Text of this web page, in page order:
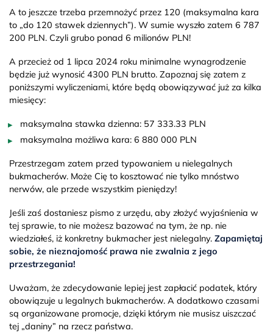
A to jeszcze trzeba przemnożyć przez 120 (maksymalna kara
to „do 120 stawek dziennych”). W sumie wyszło zatem 6 787
200 PLN. Czyli grubo ponad 6 milionów PLN!
A przecież od 1 lipca 2024 roku minimalne wynagrodzenie
będzie już wynosić 4300 PLN brutto. Zapoznaj się zatem z
poniższymi wyliczeniami, które będą obowiązywać już za kilka
miesięcy:
maksymalna stawka dzienna: 57 333.33 PLN
maksymalna możliwa kara: 6 880 000 PLN
Przestrzegam zatem przed typowaniem u nielegalnych
bukmacherów. Może Cię to kosztować nie tylko mnóstwo
nerwów, ale przede wszystkim pieniędzy!
Jeśli zaś dostaniesz pismo z urzędu, aby złożyć wyjaśnienia w
tej sprawie, to nie możesz bazować na tym, że np. nie
wiedziałeś, iż konkretny bukmacher jest nielegalny. Zapamiętaj
sobie, że nieznajomość prawa nie zwalnia z jego
przestrzegania!
Uważam, że zdecydowanie lepiej jest zapłacić podatek, który
obowiązuje u legalnych bukmacherów. A dodatkowo czasami
są organizowane promocje, dzięki którym nie musisz uiszczać
tej „daniny” na rzecz państwa.